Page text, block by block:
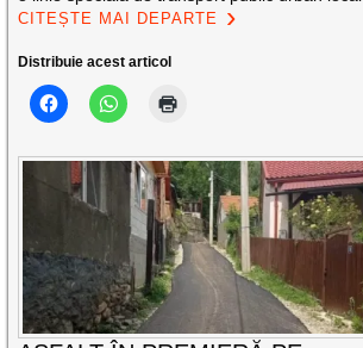
CITEȘTE MAI DEPARTE
Distribuie acest articol